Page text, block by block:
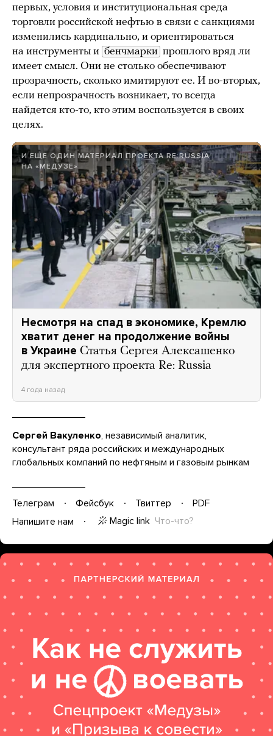
первых, условия и институциональная среда
торговли российской нефтью в связи с санкциями
изменились кардинально, и ориентироваться
на инструменты и бенчмарки прошлого вряд ли
имеет смысл. Они не столько обеспечивают
прозрачность, сколько имитируют ее. И во-вторых,
если непрозрачность возникает, то всегда
найдется кто-то, кто этим воспользуется в своих
целях.
И ЕЩЕ ОДИН МАТЕРИАЛ ПРОЕКТА RE:RUSSIA
НА «МЕДУЗЕ»
Несмотря на спад в экономике, Кремлю
хватит денег на продолжение войны
в Украине Статья Сергея Алексашенко
для экспертного проекта Re: Russia
4 года назад
Сергей Вакуленко, независимый аналитик,
консультант ряда российских и международных
глобальных компаний по нефтяным и газовым рынкам
Телеграм Фейсбук Твиттер
PDF
Напишите нам
Magic link Что-что?